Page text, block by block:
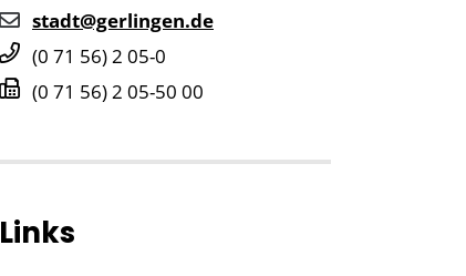
stadt@gerlingen.de
(0 71 56) 2 05-0
(0 71 56) 2 05-50 00
Links